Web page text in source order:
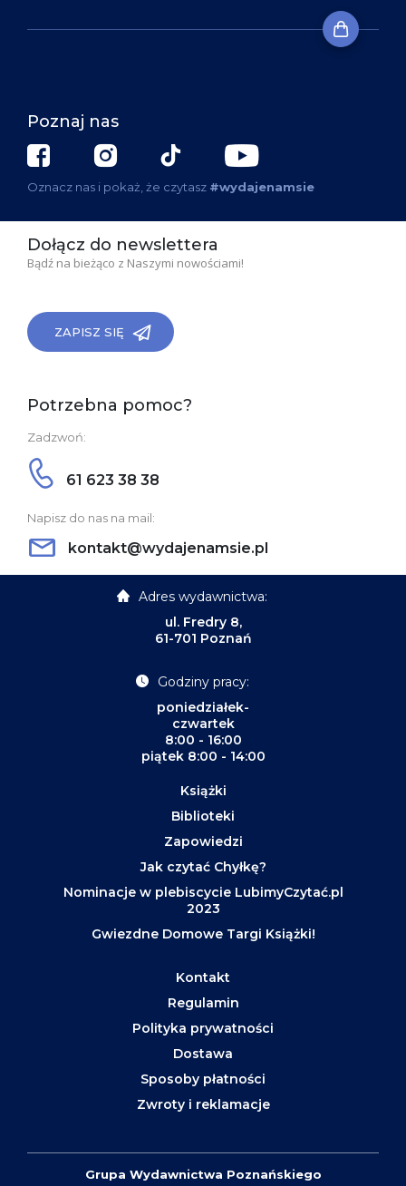
Poznaj nas
Oznacz nas i pokaż, że czytasz #wydajenamsie
Dołącz do newslettera
Bądź na bieżąco z Naszymi nowościami!
ZAPISZ SIĘ
Potrzebna pomoc?
Zadzwoń:
61 623 38 38
Napisz do nas na mail:
kontakt@wydajenamsie.pl
Adres wydawnictwa:
ul. Fredry 8,
61-701 Poznań
Godziny pracy:
poniedziałek-
czwartek
8:00 - 16:00
piątek 8:00 - 14:00
Książki
Biblioteki
Zapowiedzi
Jak czytać Chyłkę?
Nominacje w plebiscycie LubimyCzytać.pl
2023
Gwiezdne Domowe Targi Książki!
Kontakt
Regulamin
Polityka prywatności
Dostawa
Sposoby płatności
Zwroty i reklamacje
Grupa Wydawnictwa Poznańskiego